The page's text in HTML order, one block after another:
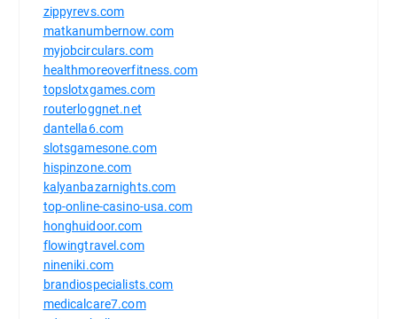
zippyrevs.com
matkanumbernow.com
myjobcirculars.com
healthmoreoverfitness.com
topslotxgames.com
routerloggnet.net
dantella6.com
slotsgamesone.com
hispinzone.com
kalyanbazarnights.com
top-online-casino-usa.com
honghuidoor.com
flowingtravel.com
nineniki.com
brandiospecialists.com
medicalcare7.com